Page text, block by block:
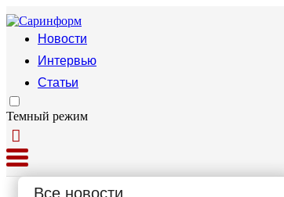
Новости
Интервью
Статьи
Темный режим
Все новости